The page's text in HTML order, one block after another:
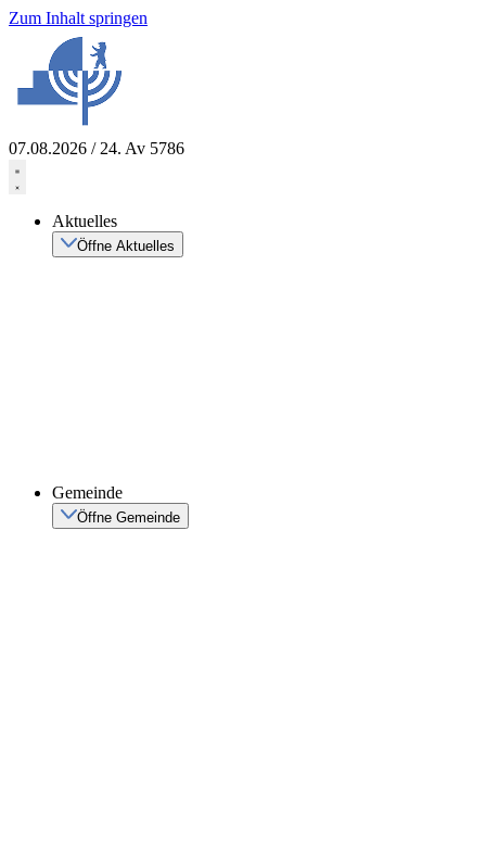
Zum Inhalt springen
07.08.2026 / 24. Av 5786
Aktuelles
Öffne Aktuelles
Gemeinde
Öffne Gemeinde